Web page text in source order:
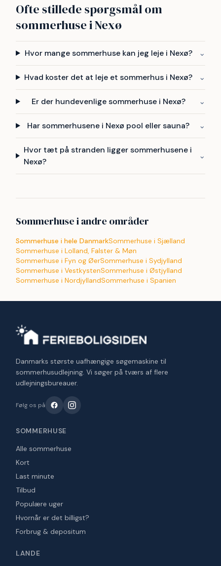
Ofte stillede spørgsmål om
sommerhuse i Nexø
Hvor mange sommerhuse kan jeg leje i Nexø? ⌄
Hvad koster det at leje et sommerhus i Nexø? ⌄
Er der hundevenlige sommerhuse i Nexø? ⌄
Har sommerhusene i Nexø pool eller sauna? ⌄
Hvor tæt på stranden ligger sommerhusene i
Nexø?
⌄
Sommerhuse i andre områder
Sommerhuse i hele DanmarkSommerhuse i Sjælland
Sommerhuse i Lolland, Falster & Møn
Sommerhuse i Fyn og ØerSommerhuse i Sydjylland
Sommerhuse i VestkystenSommerhuse i Østjylland
Sommerhuse i NordjyllandSommerhuse i Spanien
Danmarks største uafhængige søgemaskine til
sommerhusudlejning. Vi søger på tværs af flere
udlejningsbureauer.
Følg os på
SOMMERHUSE
Alle sommerhuse
Kort
Last minute
Tilbud
Populære uger
Hvornår er det billigst?
Forbrug & depositum
LANDE